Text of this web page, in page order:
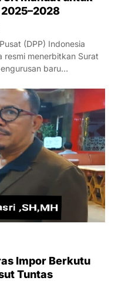
(DPP) Indonesia
resmi menerbitkan Surat
baru…
Impor Berkutu
Tuntas